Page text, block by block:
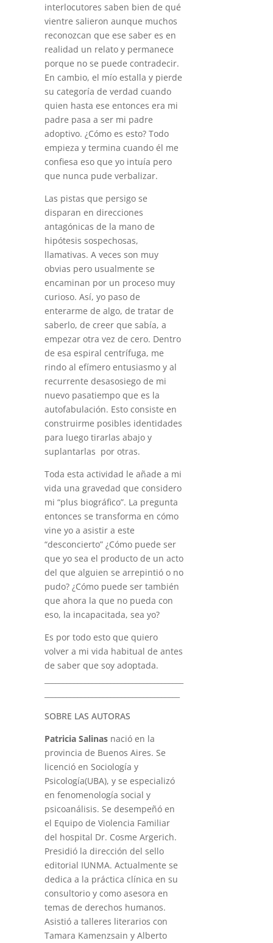
interlocutores saben bien de qué
vientre salieron aunque muchos
reconozcan que ese saber es en
realidad un relato y permanece
porque no se puede contradecir.
En cambio, el mío estalla y pierde
su categoría de verdad cuando
quien hasta ese entonces era mi
padre pasa a ser mi padre
adoptivo. ¿Cómo es esto? Todo
empieza y termina cuando él me
confiesa eso que yo intuía pero
que nunca pude verbalizar.
Las pistas que persigo se
disparan en direcciones
antagónicas de la mano de
hipótesis sospechosas,
llamativas. A veces son muy
obvias pero usualmente se
encaminan por un proceso muy
curioso. Así, yo paso de
enterarme de algo, de tratar de
saberlo, de creer que sabía, a
empezar otra vez de cero. Dentro
de esa espiral centrífuga, me
rindo al efímero entusiasmo y al
recurrente desasosiego de mi
nuevo pasatiempo que es la
autofabulación. Esto consiste en
construirme posibles identidades
para luego tirarlas abajo y
suplantarlas por otras.
Toda esta actividad le añade a mi
vida una gravedad que considero
mi “plus biográfico”. La pregunta
entonces se transforma en cómo
vine yo a asistir a este
“desconcierto” ¿Cómo puede ser
que yo sea el producto de un acto
del que alguien se arrepintió o no
pudo? ¿Cómo puede ser también
que ahora la que no pueda con
eso, la incapacitada, sea yo?
Es por todo esto que quiero
volver a mi vida habitual de antes
de saber que soy adoptada.
SOBRE LAS AUTORAS
Patricia Salinas nació en la
provincia de Buenos Aires. Se
licenció en Sociología y
Psicología(UBA), y se especializó
en fenomenología social y
psicoanálisis. Se desempeñó en
el Equipo de Violencia Familiar
del hospital Dr. Cosme Argerich.
Presidió la dirección del sello
editorial IUNMA. Actualmente se
dedica a la práctica clínica en su
consultorio y como asesora en
temas de derechos humanos.
Asistió a talleres literarios con
Tamara Kamenzsain y Alberto